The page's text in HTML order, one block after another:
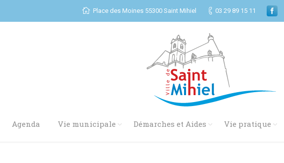
Place des Moines 55300 Saint Mihiel 03 29 89 15 11
Agenda Vie municipale Démarches et Aides Vie pratique